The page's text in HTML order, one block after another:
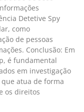
Detetive Spy
como
de pessoas
Conclusão: Em
é fundamental
em investigação
atua de forma
os direitos